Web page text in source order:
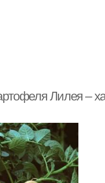
Лилея –